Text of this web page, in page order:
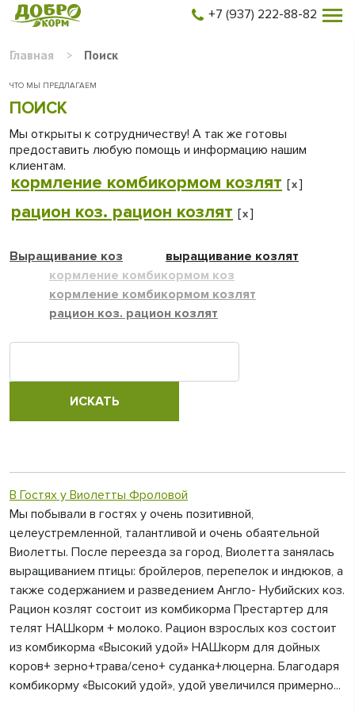
+7 (937) 222-88-82
Главная > Поиск
ЧТО МЫ ПРЕДЛАГАЕМ
ПОИСК
Мы открыты к сотрудничеству! А так же готовы
предоставить любую помощь и информацию нашим
клиентам.
кормление комбикормом козлят [x]
рацион коз. рацион козлят [x]
Выращивание коз
выращивание козлят
кормление комбикормом коз
кормление комбикормом козлят
рацион коз. рацион козлят
В Гостях у Виолетты Фроловой
Мы побывали в гостях у очень позитивной,
целеустремленной, талантливой и очень обаятельной
Виолетты. После переезда за город, Виолетта занялась
выращиванием птицы: бройлеров, перепелок и индюков, а
также содержанием и разведением Англо- Нубийских коз.
Рацион козлят состоит из комбикорма Престартер для
телят НАШкорм + молоко. Рацион взрослых коз состоит
из комбикорма «Высокий удой» НАШкорм для дойных
коров+ зерно+трава/сено+ суданка+люцерна. Благодаря
комбикорму «Высокий удой», удой увеличился примерно...